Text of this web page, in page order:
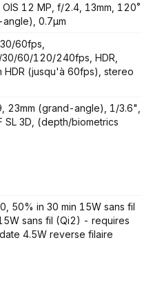
12 MP, f/2.4, 13mm, 120˚
0.7µm
60fps,
60/120/240fps, HDR,
HDR (jusqu'à 60fps), stereo
23mm (grand-angle), 1/3.6",
SL 3D, (depth/biometrics
50% in 30 min 15W sans fil
sans fil (Qi2) - requires
4.5W reverse filaire